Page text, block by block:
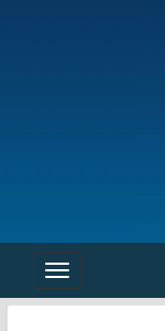
Toggle